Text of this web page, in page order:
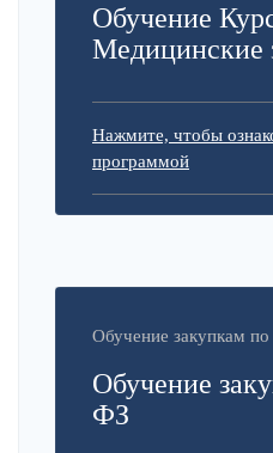
Обучение
Медицинские
Нажмите, чтобы
программой
Обучение закупкам
Обучение
ФЗ